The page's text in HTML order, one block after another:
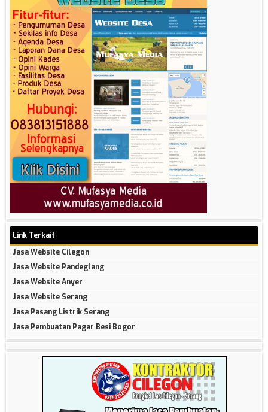
Link Terkait
Jasa Website Cilegon
Jasa Website Pandeglang
Jasa Website Anyer
Jasa Website Serang
Jasa Pasang Listrik Serang
Jasa Pembuatan Pagar Besi Bogor